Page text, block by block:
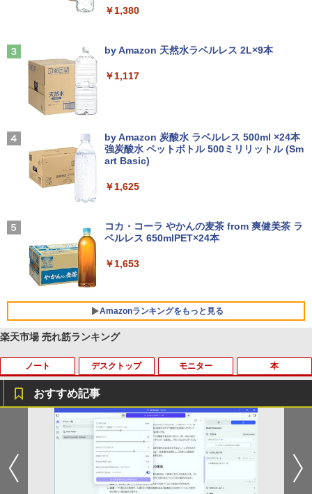
ラック
￥14,990
レスイヤホン bluetooth イヤホン V12 小型
軽量 ブルートゥースHi-Fi 最大36時間再生 ぶ
るーとゅーす コードレス ENCノイズキャン
付き 防水 タッチ式音量調整 スポーツ/通勤/通
￥1,964
Xiaomi シャオミ REDMI Buds 8 Lite ワイヤ
￥2,980
￥250
￥250
￥1,380
by Amazon 天然水ラベルレス 2L×9本
￥1,117
by Amazon 炭酸水 ラベルレス 500ml ×24本
強炭酸水 ペットボトル 500ミリリットル (Sm
art Basic)
￥1,625
コカ・コーラ やかんの麦茶 from 爽健美茶 ラ
ベルレス 650mlPET×24本
￥1,653
Amazonランキングをもっと見る
薬屋のひとりごと 17巻 (デジタル版ビッグガ
ンガンコミックス)
￥770
異世界居酒屋「のぶ」(22) (角川コミックス・
エース)
楽天市場 売れ筋ランキング
ノート
【マラソンセール期間中ポイント5倍】
【訳あり】中古 MacBook Air 13.3イン
チ 2015年 型番A1466 Core i5 メモリ8G
B SSD256GB Webカメラ Wi-Fi Bluetoo
th macOS Monterey 動作確認済 すぐ使
える 90日保証 送料無料 Apple
デスクトップ
パソコンデスクトップ 中古モニター 液晶
モニター★色指定不可★19型〜液晶 即使
用可能 中古PC限定 シークレット【1ヶ月
保証】【中古】
￥2,780
モニター
【中古】 DELL E1914Hc 18.5インチ 液
晶モニター D-sub 非光沢 ノングレア 動
作保証 [96781]
￥3,980
本
14ひきのシリーズ （既12巻） [ いわむ
ら かずお ]
￥17,160
おすすめ記事